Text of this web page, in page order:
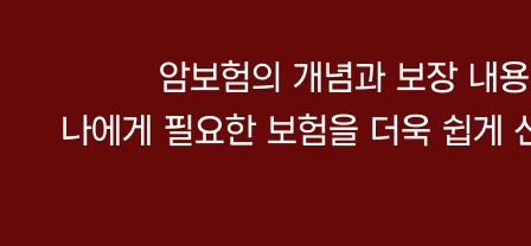
암보험의 개념과 보장 내
나에게 필요한 보험을 더욱 쉽게